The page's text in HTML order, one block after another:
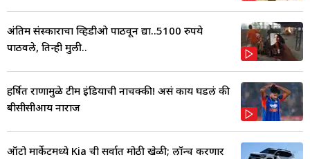
अंतिम संस्काराचा व्हिडीओ पाठवून द्या..5100 रुपये
पाठवले, तिन्ही मुली..
हर्षित राणामुळे टीम इंडियाची नाचक्की! असं काय घडलं की
बीसीसीआय नाराज
ऑटो मार्केटमध्ये Kia ची सर्वात मोठी खेळी; लॉन्च करणार